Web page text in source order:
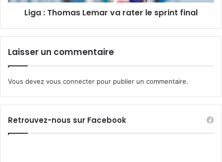
Liga : Thomas Lemar va rater le sprint final
Laisser un commentaire
Vous devez vous connecter pour publier un commentaire.
Retrouvez-nous sur Facebook